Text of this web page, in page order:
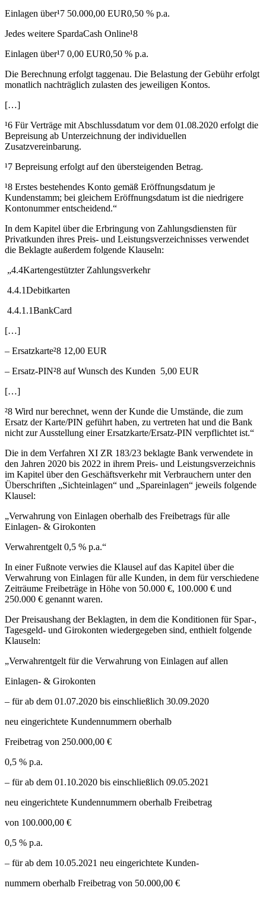
Einlagen über¹7 50.000,00 EUR0,50 % p.a.
Jedes weitere SpardaCash Online¹8
Einlagen über¹7 0,00 EUR0,50 % p.a.
Die Berechnung erfolgt taggenau. Die Belastung der Gebühr erfolgt
monatlich nachträglich zulasten des jeweiligen Kontos.
[…]
¹6 Für Verträge mit Abschlussdatum vor dem 01.08.2020 erfolgt die
Bepreisung ab Unterzeichnung der individuellen
Zusatzvereinbarung.
¹7 Bepreisung erfolgt auf den übersteigenden Betrag.
¹8 Erstes bestehendes Konto gemäß Eröffnungsdatum je
Kundenstamm; bei gleichem Eröffnungsdatum ist die niedrigere
Kontonummer entscheidend.“
In dem Kapitel über die Erbringung von Zahlungsdiensten für
Privatkunden ihres Preis- und Leistungsverzeichnisses verwendet
die Beklagte außerdem folgende Klauseln:
„4.4Kartengestützter Zahlungsverkehr
4.4.1Debitkarten
4.4.1.1BankCard
[…]
– Ersatzkarte²8 12,00 EUR
– Ersatz-PIN²8 auf Wunsch des Kunden 5,00 EUR
[…]
²8 Wird nur berechnet, wenn der Kunde die Umstände, die zum
Ersatz der Karte/PIN geführt haben, zu vertreten hat und die Bank
nicht zur Ausstellung einer Ersatzkarte/Ersatz-PIN verpflichtet ist.“
Die in dem Verfahren XI ZR 183/23 beklagte Bank verwendete in
den Jahren 2020 bis 2022 in ihrem Preis- und Leistungsverzeichnis
im Kapitel über den Geschäftsverkehr mit Verbrauchern unter den
Überschriften „Sichteinlagen“ und „Spareinlagen“ jeweils folgende
Klausel:
„Verwahrung von Einlagen oberhalb des Freibetrags für alle
Einlagen- & Girokonten
Verwahrentgelt 0,5 % p.a.“
In einer Fußnote verwies die Klausel auf das Kapitel über die
Verwahrung von Einlagen für alle Kunden, in dem für verschiedene
Zeiträume Freibeträge in Höhe von 50.000 €, 100.000 € und
250.000 € genannt waren.
Der Preisaushang der Beklagten, in dem die Konditionen für Spar-,
Tagesgeld- und Girokonten wiedergegeben sind, enthielt folgende
Klauseln:
„Verwahrentgelt für die Verwahrung von Einlagen auf allen
Einlagen- & Girokonten
– für ab dem 01.07.2020 bis einschließlich 30.09.2020
neu eingerichtete Kundennummern oberhalb
Freibetrag von 250.000,00 €
0,5 % p.a.
– für ab dem 01.10.2020 bis einschließlich 09.05.2021
neu eingerichtete Kundennummern oberhalb Freibetrag
von 100.000,00 €
0,5 % p.a.
– für ab dem 10.05.2021 neu eingerichtete Kunden-
nummern oberhalb Freibetrag von 50.000,00 €